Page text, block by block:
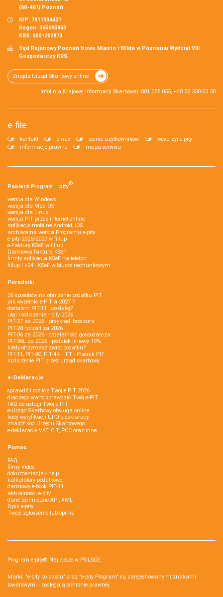
(60-461) Poznań
NIP: 7811934421
Regon: 365695953
KRS: 0001202973
Sąd Rejonowy Poznań Nowe Miasto i Wilda w Poznaniu Wydział VIII
Gospodarczy KRS.
Znajdź Urząd Skarbowy online
Infolinia Krajowej Informacji Skarbowej: 801 055 055, +48 22 330 03 30
e-file
kontakt o nas opinie użytkowników
wesprzyj e-pity
informacje prawne
mapa serwisu
Pobierz Program e‑pity®
wersja dla Windows
wersja dla Mac OS
wersja dla Linux
wersja PIT przez internet online
aplikacje mobilne Android, iOS
archiwalna wersja Programu e-pity
e-pity 2026/2027 w fillup
e‑Faktury KSeF w fillup
Darmowa faktura KSeF
firmly aplikacja KSeF na telefon
fillup | k24 - KSeF w biurze rachunkowym
Poradniki
26 sposobów na obniżenie podatku PIT
jak wypełnić e-PIT'a 2027 ?
dostałem PIT-11 i co dalej?
ulgi i odliczenia - pity 2026
PIT-37 za 2026 - przykład, broszura
PIT-28 ryczałt za 2026
PIT-36 za 2026 - działalność gospodarcza
PIT-36L za 2026 - podatek liniowy 19%
kiedy otrzymasz zwrot podatku?
PIT-11, PIT-8C, PIT-4R i IFT - Płatnik PIT
rozliczenie PIT przez urząd skarbowy
e-Deklaracje
sprawdź i rozlicz Twój e PIT 2026
dlaczego warto sprawdzić Twój e-PIT
FAQ do usługi Twój e-PIT
e-Urząd Skarbowy obsługa online
kody weryfikacji UPO e-deklaracji
znajdź kod Urzędu Skarbowego
e-deklaracje VAT, CIT, PCC oraz inne
Pomoc
FAQ
filmy Video
dokumentacja - help
kalkulatory podatkowe
darmowy e-book PIT-11
aktualności e-pity
dane techniczne API, XML
Dysk e-pity
Twoje zgłoszenie lub opinia
Program e-pity® Najlepsze w POLSCE.
Marki: "e-pity po prostu" oraz "e-pity Program" są zarejestrowanymi znakami
towarowymi i podlegają ochronie prawnej.